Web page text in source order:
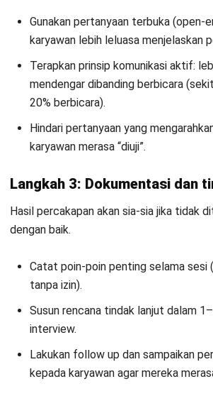
Lakukan follow up dan sampaikan
kepada karyawan agar mereka
Contoh Pertanyaan Stay
yang Efektif
Salah satu kunci keberhasilan stay
kualitas pertanyaan yang diajukan, karena
karyawan secara lebih mendalam.
Berikut beberapa pertanyaan yang bisa
Apa yang paling kamu sukai dari
Apa yang membuatmu bersemangat
setiap hari?
Apa pencapaian terbesarmu di
membuatmu bangga?
Bagaimana menurutmu peluang karir